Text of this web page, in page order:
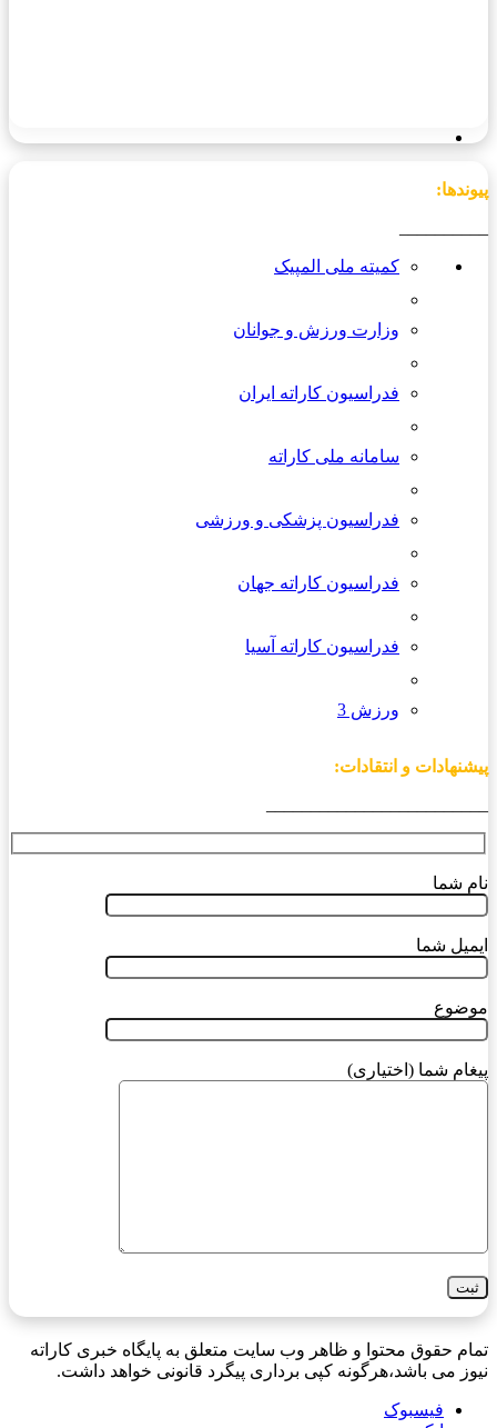
پیوندها:
کمیته ملی المپیک
وزارت ورزش و جوانان
فدراسیون کاراته ایران
سامانه ملی کاراته
فدراسیون پزشکی و ورزشی
فدراسیون کاراته جهان
فدراسیون کاراته آسیا
ورزش 3
پیشنهادات و انتقادات:
نام شما
ایمیل شما
موضوع
پیغام شما (اختیاری)
تمام حقوق محتوا و ظاهر وب سایت متعلق به پایگاه خبری کاراته
نیوز می باشد،هرگونه کپی برداری پیگرد قانونی خواهد داشت.
فیسبوک